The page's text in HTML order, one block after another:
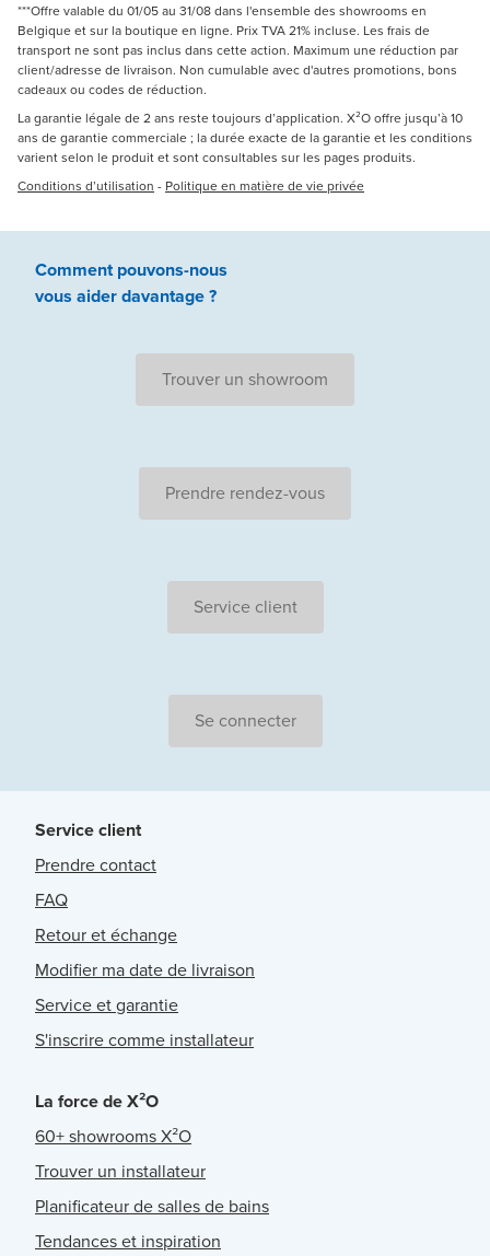
***Offre valable du 01/05 au 31/08 dans l'ensemble des showrooms en
Belgique et sur la boutique en ligne. Prix TVA 21% incluse. Les frais de
transport ne sont pas inclus dans cette action. Maximum une réduction par
client/adresse de livraison. Non cumulable avec d'autres promotions, bons
cadeaux ou codes de réduction.
La garantie légale de 2 ans reste toujours d’application. X²O offre jusqu’à 10
ans de garantie commerciale ; la durée exacte de la garantie et les conditions
varient selon le produit et sont consultables sur les pages produits.
Conditions d’utilisation - Politique en matière de vie privée
Comment pouvons-nous
vous aiderdavantage ?
Trouver un showroom
Prendre rendez-vous
Service client
Se connecter
Service client
Prendre contact
FAQ
Retour et échange
Modifier ma date de livraison
Service et garantie
S'inscrire comme installateur
La force de X²O
60+ showrooms X²O
Trouver un installateur
Planificateur de salles de bains
Tendances et inspiration